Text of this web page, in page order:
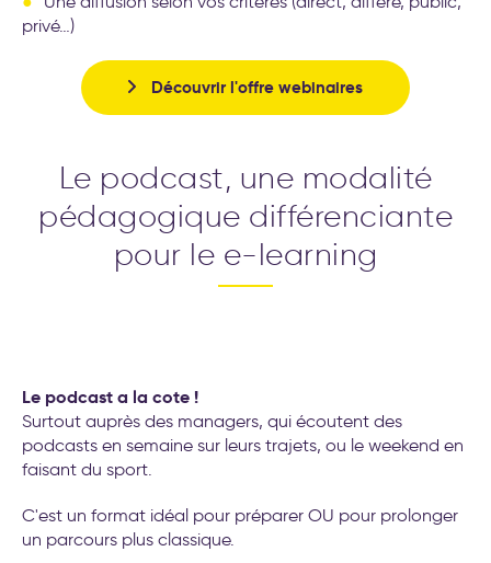
privé…)
Découvrir l'offre webinaires
Le podcast, une modalité
pédagogique différenciante
pour le e-learning
Le podcast a la cote !
Surtout auprès des managers, qui écoutent des
podcasts en semaine sur leurs trajets, ou le weekend en
faisant du sport.
C'est un format idéal pour préparer OU pour prolonger
un parcours plus classique.